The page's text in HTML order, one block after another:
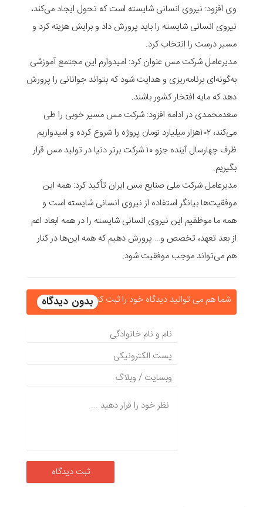
وی افزود: نیروی انسانی شایسته است که تحول ایجاد می‌کند،
نیروی انسانی شایسته را باید پرورش داد و برایش هزینه کرد و
مسیر درست را انتخاب کرد.
مدیرعامل شرکت مس عنوان کرد: امیدوارم این مجتمع آموزشی
به‌گونه‌ای برنامه‌ریزی و هدایت شود که بتواند جوانانی را پرورش
دهد که مایه افتخار کشور باشند.
سعدمحمدی در ادامه افزود: شرکت مس مسیر خوبی را طی
می‌کند، ۱۰۲هزار میلیارد تومان پروژه را شروع کرده و امیدواریم
ظرف چهارسال آینده جزو ۱۰ شرکت برتر دنیا در تولید مس قرار
بگیریم.
مدیرعامل شرکت ملی صنایع مس ایران تأکید کرد: همه این
موفقیت‌ها بیانگر استفاده از نیروی انسانی شایسته است و
همه ما موظفیم این نیروی انسانی شایسته را در همه ابعاد اعم
از بعد تعهد، تخصص و… پرورش دهیم که همه این‌ها در کنار
هم می‌تواند موجب موفقیت شود.
شما هم می توانید دیدگاه خود را ثبت کنید